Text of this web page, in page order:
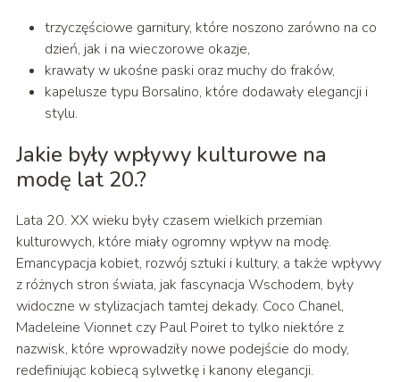
trzyczęściowe garnitury, które noszono zarówno na co
dzień, jak i na wieczorowe okazje,
krawaty w ukośne paski oraz muchy do fraków,
kapelusze typu Borsalino, które dodawały elegancji i
stylu.
Jakie były wpływy kulturowe na
modę lat 20.?
Lata 20. XX wieku były czasem wielkich przemian
kulturowych, które miały ogromny wpływ na modę.
Emancypacja kobiet, rozwój sztuki i kultury, a także wpływy
z różnych stron świata, jak fascynacja Wschodem, były
widoczne w stylizacjach tamtej dekady. Coco Chanel,
Madeleine Vionnet czy Paul Poiret to tylko niektóre z
nazwisk, które wprowadziły nowe podejście do mody,
redefiniując kobiecą sylwetkę i kanony elegancji.